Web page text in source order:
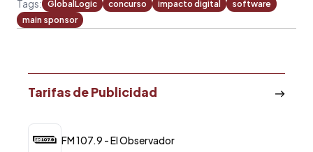
Tags: GlobalLogic concurso impacto digital
software
main sponsor
Tarifas de Publicidad
FM 107.9 - El Observador